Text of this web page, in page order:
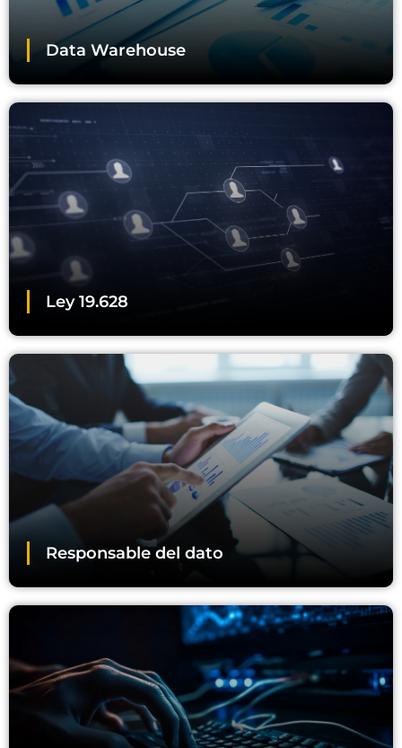
Data Warehouse
Ley 19.628
Responsable del dato